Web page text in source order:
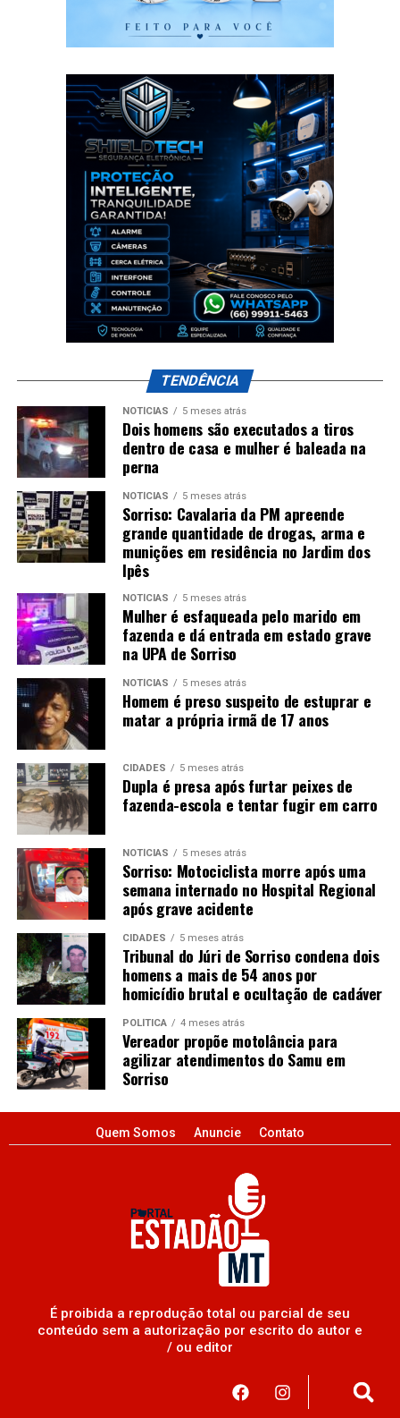
TENDÊNCIA
NOTÍCIAS 5 meses atrás
Dois homens são executados a tiros
dentro de casa e mulher é baleada na
perna
NOTÍCIAS 5 meses atrás
Sorriso: Cavalaria da PM apreende
grande quantidade de drogas, arma e
munições em residência no Jardim dos
Ipês
NOTÍCIAS 5 meses atrás
Mulher é esfaqueada pelo marido em
fazenda e dá entrada em estado grave
na UPA de Sorriso
NOTÍCIAS 5 meses atrás
Homem é preso suspeito de estuprar e
matar a própria irmã de 17 anos
CIDADES 5 meses atrás
Dupla é presa após furtar peixes de
fazenda-escola e tentar fugir em carro
NOTÍCIAS 5 meses atrás
Sorriso: Motociclista morre após uma
semana internado no Hospital Regional
após grave acidente
CIDADES 5 meses atrás
Tribunal do Júri de Sorriso condena dois
homens a mais de 54 anos por
homicídio brutal e ocultação de cadáver
POLÍTICA 4 meses atrás
Vereador propõe motolância para
agilizar atendimentos do Samu em
Sorriso
Quem Somos Anuncie Contato
É proibida a reprodução total ou parcial de seu
conteúdo sem a autorização por escrito do autor e
/ ou editor